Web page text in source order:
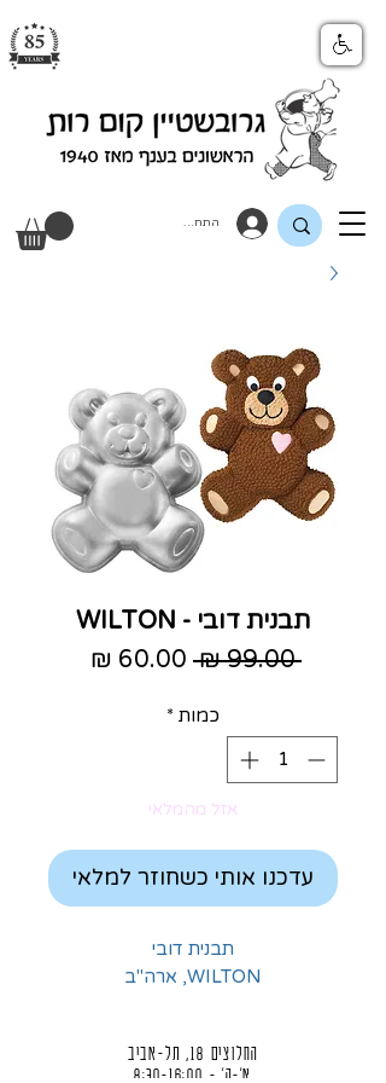
התחבר
תבנית דובי - WILTON
‏99.00 ‏₪
מחיר
כמות *
אזל מהמלאי
עדכנו אותי כשחוזר למלאי
תבנית דובי
WILTON, ארה"ב
החלוצים 18, תל-אביב
א'-ה' - 8:30-16:00